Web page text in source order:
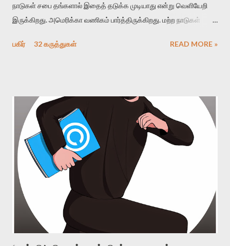
நாடுகள் சபை தங்களால் இதைத் தடுக்க முடியாது என்று வெளியேறி
இருக்கிறது. அமெரிக்கா வணிகம் பார்த்திருக்கிறது. மற்ற நாடுகள்
பார்த்திருக்கிறது. இது சமீபத்தில் நமக்கு அருகில் நிகழ்ந்த ஒன்றாக
பகிர் 32 கருத்துகள் READ MORE »